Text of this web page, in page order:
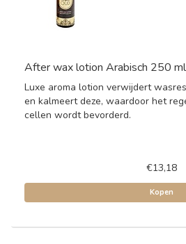
After wax lotion Arabisch 250 ml
Luxe aroma lotion verwijdert
en kalmeert deze, waardoor het
cellen wordt bevorderd.
€13,18
Kopen